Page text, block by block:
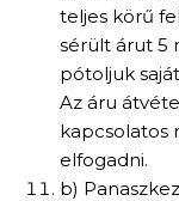
teljes körű
sérült árut 5
pótoljuk
Az áru
kapcsolatos
elfogadni.
b)